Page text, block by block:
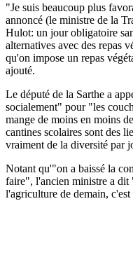
"Je suis beaucoup plus
annoncé (le ministre de la
Hulot: un jour obligatoire
alternatives avec des repas
qu'on impose un repas
ajouté.
Le député de la Sarthe a
socialement" pour "les
mange de moins en moins
cantines scolaires sont des
vraiment de la diversité par
Notant qu'"on a baissé la
faire", l'ancien ministre a dit
l'agriculture de demain,